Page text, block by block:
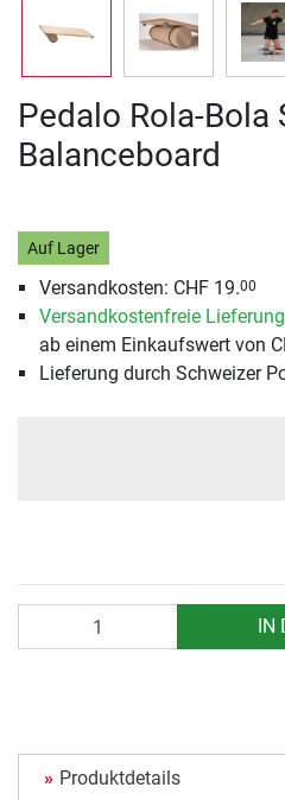
Pedalo Rola-Bola
Balanceboard
Auf Lager
Versandkosten: CHF 19.00
Versandkostenfreie Lieferung
ab einem Einkaufswert von
Lieferung durch Schweizer
IN
Produktdetails